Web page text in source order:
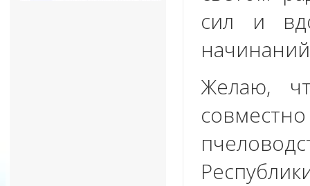
сил и
Желаю,